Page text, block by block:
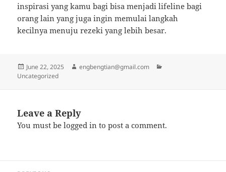
inspirasi yang kamu bagi bisa menjadi lifeline bagi
orang lain yang juga ingin memulai langkah
kecilnya menuju rezeki yang lebih besar.
Posted
on
June 22, 2025 Author
engbengtian@gmail.com
Uncategorized
Leave a Reply
You must belogged in to post a comment.